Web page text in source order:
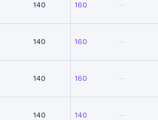
140 160
140 160
140 160
140 140
—
—
—
—